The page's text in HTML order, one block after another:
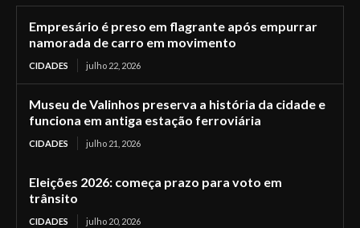
Empresário é preso em flagrante após empurrar
namorada de carro em movimento
CIDADES julho 22, 2026
Museu de Valinhos preserva a história da cidade e
funciona em antiga estação ferroviária
CIDADES julho 21, 2026
Eleições 2026: começa prazo para voto em
trânsito
CIDADES julho 20, 2026